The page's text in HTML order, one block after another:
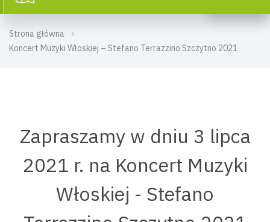
Strona główna
Koncert Muzyki Włoskiej – Stefano Terrazzino Szczytno 2021
Zapraszamy w dniu 3 lipca
2021 r. na Koncert Muzyki
Włoskiej - Stefano